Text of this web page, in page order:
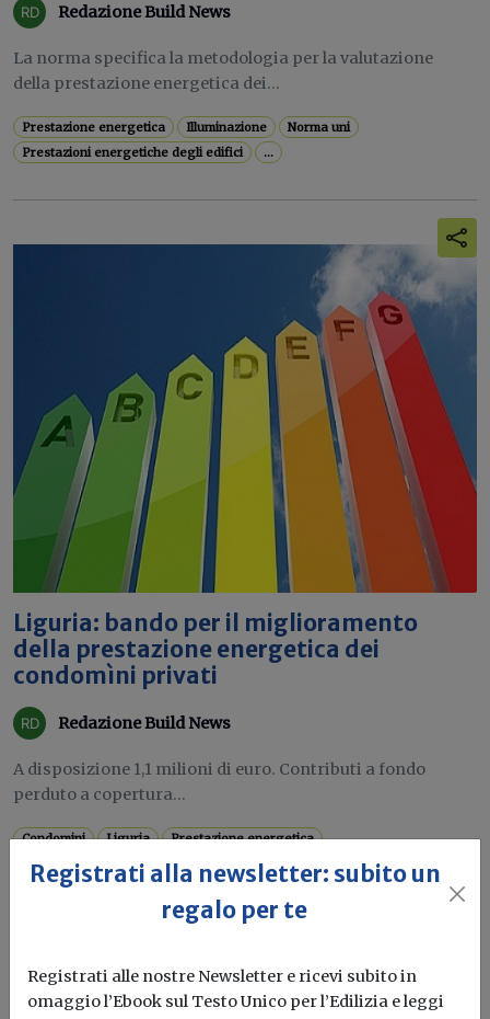
Redazione Build News
La norma specifica la metodologia per la valutazione
della prestazione energetica dei...
Prestazione energetica Illuminazione
Norma uni
Prestazioni energetiche degli edifici
...
Liguria: bando per il miglioramento
della prestazione energetica dei
condomìni privati
Redazione Build News
A disposizione 1,1 milioni di euro. Contributi a fondo
perduto a copertura...
Condomini Liguria Prestazione energetica
Registrati alla newsletter: subito un
regalo per te
Registrati alle nostre Newsletter e ricevi subito in
omaggio l’Ebook sul Testo Unico per l’Edilizia e leggi